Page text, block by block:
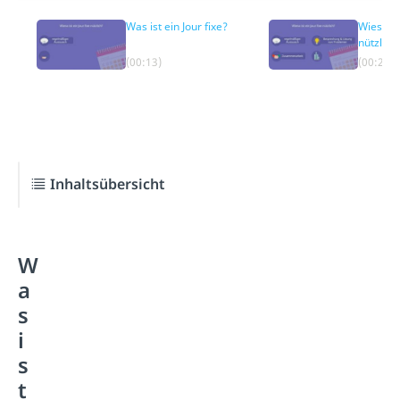
Was ist ein Jour fixe?
(00:13)
Wieso
(00:27)
Inhaltsübersicht
W
a
s
i
s
t